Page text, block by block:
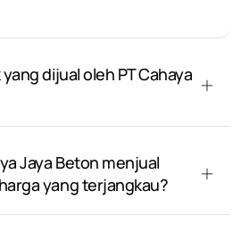
dijual oleh PT Cahaya
Jaya Beton menjual
yang terjangkau?